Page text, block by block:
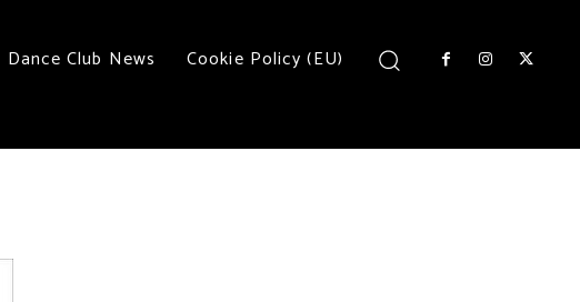
Dance Club News Cookie Policy (EU)